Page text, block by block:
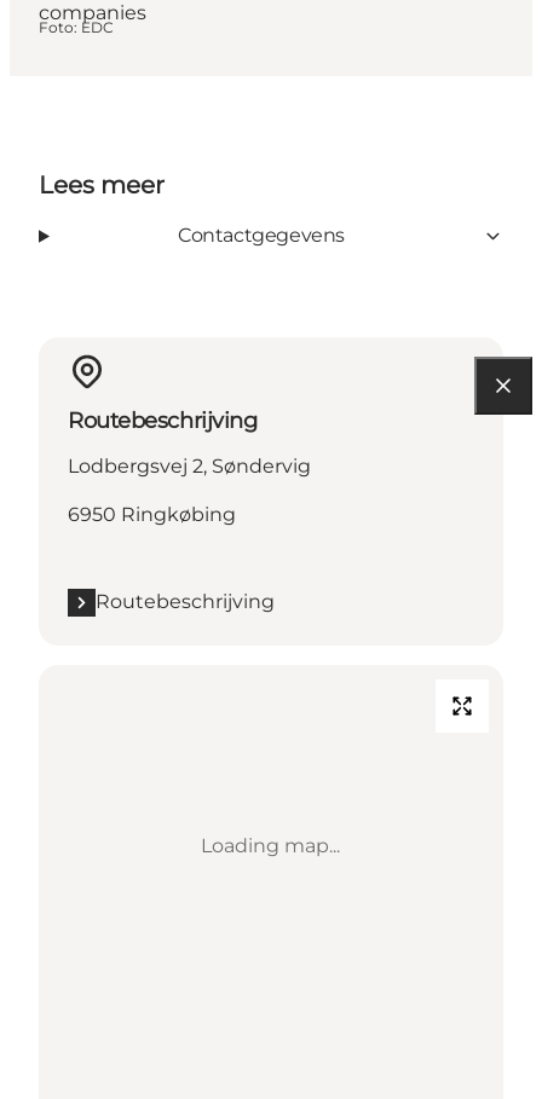
companies
Foto: EDC
Lees meer
Contactgegevens
Routebeschrijving
Lodbergsvej 2, Søndervig
6950 Ringkøbing
Routebeschrijving
Loading map...